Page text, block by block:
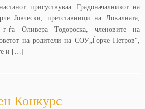
присуствуваа: Градоначалникот на
Јовчески, претставници на Локалната,
ѓа Оливера Тодороска, членовите на
на родители на СОУ„Ѓорче Петров“,
и […]
Конкурс